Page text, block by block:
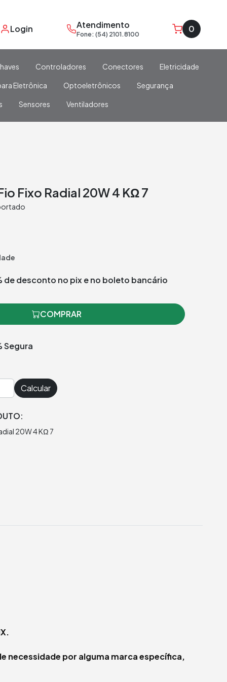
Login Atendimento
Fone: (54) 2101.8100 0
Controladores Conectores Eletricidade
Eletrônica Optoeletrônicos Segurança
Sensores Ventiladores
Fixo Radial 20W 4 KΩ 7
de desconto no pix e no boleto bancário
COMPRAR
Segura
Calcular
20W 4 KΩ 7
necessidade por alguma marca específica,